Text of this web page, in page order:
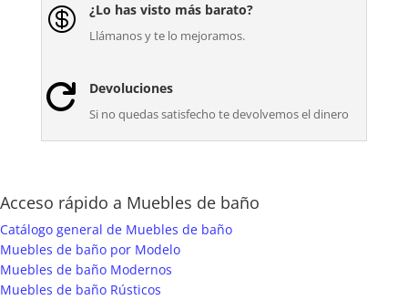
 ¿Lo has visto más barato?
Llámanos y te lo mejoramos.
 Devoluciones
Si no quedas satisfecho te devolvemos el dinero
Acceso rápido a Muebles de baño
Catálogo general de Muebles de baño
Muebles de baño por Modelo
Muebles de baño Modernos
Muebles de baño Rústicos